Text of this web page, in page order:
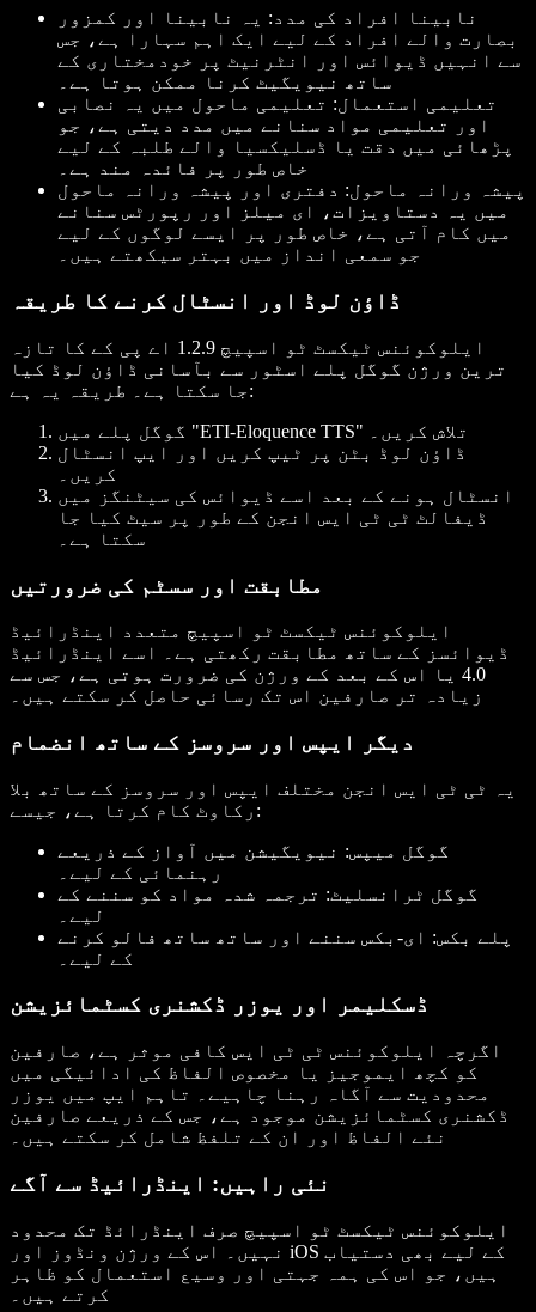
نابینا افراد کی مدد: یہ نابینا اور کمزور
بصارت والے افراد کے لیے ایک اہم سہارا ہے، جس
سے انہیں ڈیوائس اور انٹرنیٹ پر خودمختاری کے
ساتھ نیویگیٹ کرنا ممکن ہوتا ہے۔
تعلیمی استعمال: تعلیمی ماحول میں یہ نصابی
اور تعلیمی مواد سنانے میں مدد دیتی ہے، جو
پڑھائی میں دقت یا ڈسلیکسیا والے طلبہ کے لیے
خاص طور پر فائدہ مند ہے۔
پیشہ ورانہ ماحول: دفتری اور پیشہ ورانہ ماحول
میں یہ دستاویزات، ای میلز اور رپورٹس سنانے
میں کام آتی ہے، خاص طور پر ایسے لوگوں کے لیے
جو سمعی انداز میں بہتر سیکھتے ہیں۔
ڈاؤن لوڈ اور انسٹال کرنے کا طریقہ
ایلوکوئنس ٹیکسٹ ٹو اسپیچ 1.2.9 اے پی کے کا تازہ
ترین ورژن گوگل پلے اسٹور سے بآسانی ڈاؤن لوڈ کیا
جا سکتا ہے۔ طریقہ یہ ہے:
گوگل پلے میں "ETI-Eloquence TTS" تلاش کریں۔
ڈاؤن لوڈ بٹن پر ٹیپ کریں اور ایپ انسٹال
کریں۔
انسٹال ہونے کے بعد اسے ڈیوائس کی سیٹنگز میں
ڈیفالٹ ٹی ٹی ایس انجن کے طور پر سیٹ کیا جا
سکتا ہے۔
مطابقت اور سسٹم کی ضرورتیں
ایلوکوئنس ٹیکسٹ ٹو اسپیچ متعدد اینڈرائیڈ
ڈیوائسز کے ساتھ مطابقت رکھتی ہے۔ اسے اینڈرائیڈ
4.0 یا اس کے بعد کے ورژن کی ضرورت ہوتی ہے، جس سے
زیادہ تر صارفین اس تک رسائی حاصل کر سکتے ہیں۔
دیگر ایپس اور سروسز کے ساتھ انضمام
یہ ٹی ٹی ایس انجن مختلف ایپس اور سروسز کے ساتھ بلا
رکاوٹ کام کرتا ہے، جیسے:
گوگل میپس: نیویگیشن میں آواز کے ذریعے
رہنمائی کے لیے۔
گوگل ٹرانسلیٹ: ترجمہ شدہ مواد کو سننے کے
لیے۔
پلے بکس: ای-بکس سننے اور ساتھ ساتھ فالو کرنے
کے لیے۔
ڈسکلیمر اور یوزر ڈکشنری کسٹمائزیشن
اگرچہ ایلوکوئنس ٹی ٹی ایس کافی موثر ہے، صارفین
کو کچھ ایموجیز یا مخصوص الفاظ کی ادائیگی میں
محدودیت سے آگاہ رہنا چاہیے۔ تاہم ایپ میں یوزر
ڈکشنری کسٹمائزیشن موجود ہے، جس کے ذریعے صارفین
نئے الفاظ اور ان کے تلفظ شامل کر سکتے ہیں۔
نئی راہیں: اینڈرائیڈ سے آگے
ایلوکوئنس ٹیکسٹ ٹو اسپیچ صرف اینڈرائڈ تک محدود
نہیں۔ اس کے ورژن ونڈوز اور iOS کے لیے بھی دستیاب
ہیں، جو اس کی ہمہ جہتی اور وسیع استعمال کو ظاہر
کرتے ہیں۔